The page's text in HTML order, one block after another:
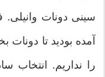
سینی دونات
آمده‌ بودید تا دونات
را نداریم. انتخاب